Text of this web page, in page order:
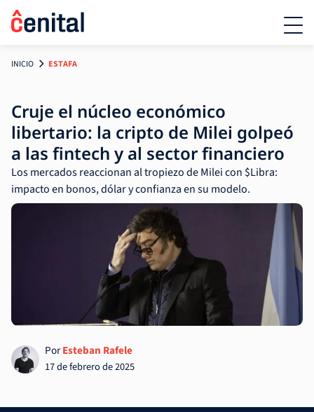
INICIO ESTAFA
Cruje el núcleo económico
libertario: la cripto de Milei golpeó
a las fintech y al sector financiero
Los mercados reaccionan al tropiezo de Milei con $Libra:
impacto en bonos, dólar y confianza en su modelo.
PorEsteban Rafele
17 de febrero de 2025